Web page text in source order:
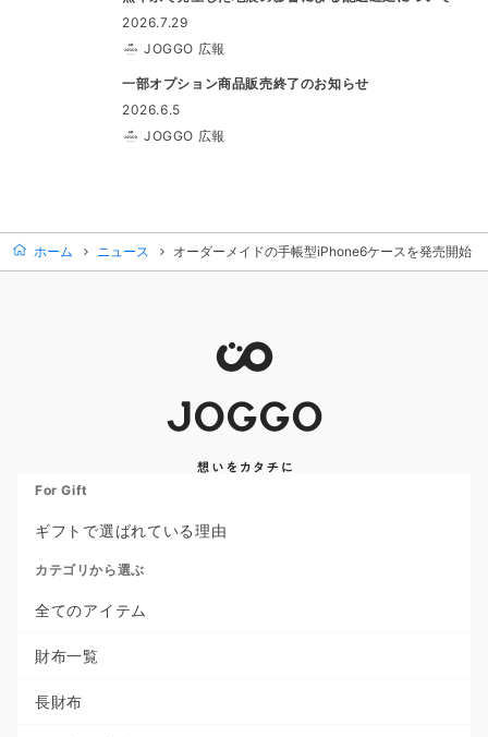
2026.7.29
JOGGO 広報
一部オプション商品販売終了のお知らせ
2026.6.5
JOGGO 広報
ホーム ニュース オーダーメイドの手帳型iPhone6ケースを発売開始！
For Gift
ギフトで選ばれている理由
カテゴリから選ぶ
全てのアイテム
財布一覧
長財布